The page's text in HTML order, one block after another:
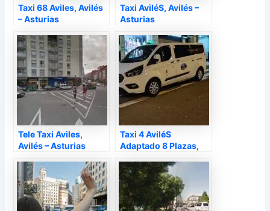
Taxi 68 Aviles, Avilés
– Asturias
Taxi AviléS, Avilés –
Asturias
Tele Taxi Aviles,
Avilés – Asturias
Taxi 4 AviléS
Adaptado 8 Plazas,